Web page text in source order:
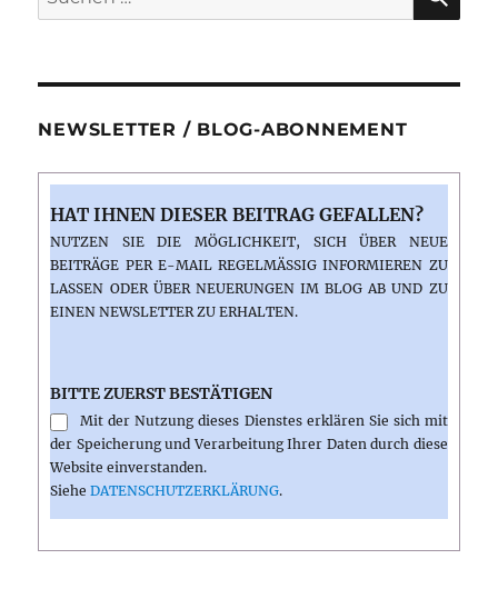
nach:
NEWSLETTER / BLOG-ABONNEMENT
HAT IHNEN DIESER BEITRAG GEFALLEN?
NUTZEN SIE DIE MÖGLICHKEIT, SICH ÜBER NEUE
BEITRÄGE PER E-MAIL REGELMÄSSIG INFORMIEREN ZU L
ASSEN ODER ÜBER NEUERUNGEN IM BLOG AB UND ZU E
INEN NEWSLETTER ZU ERHALTEN.
BITTE ZUERST BESTÄTIGEN
Mit der Nutzung dieses Dienstes erklären Sie sich mit
der Speicherung und Verarbeitung Ihrer Daten durch diese
Website einverstanden.
SieheDATENSCHUTZERKLÄRUNG.